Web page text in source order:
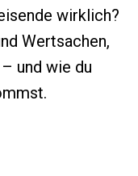
wirklich?
Wertsachen,
und wie du